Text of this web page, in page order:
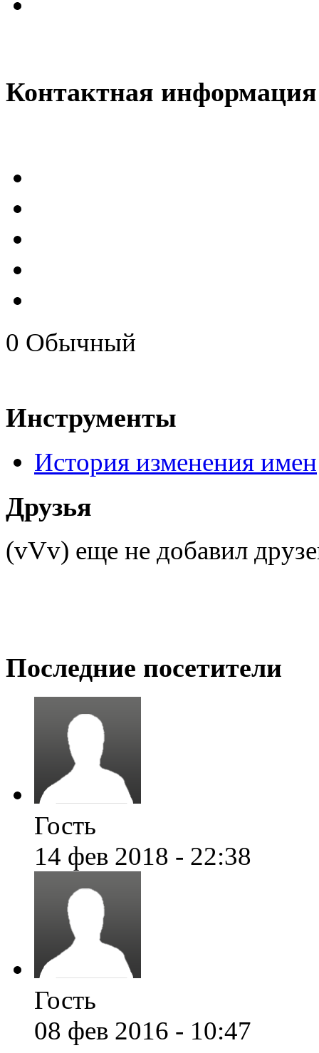
Контактная информация
0 Обычный
Инструменты
История изменения имен
Друзья
(vVv) еще не добавил
Последние посетители
Гость
14 фев 2018 - 22:38
Гость
08 фев 2016 - 10:47